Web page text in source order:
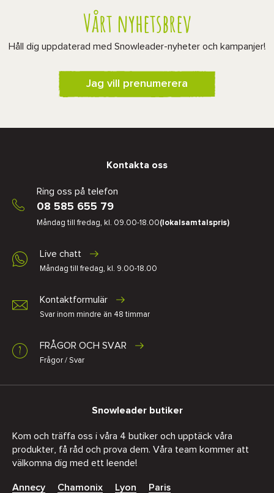
Vårt nyhetsbrev
Håll dig uppdaterad med Snowleader-nyheter och kampanjer!
Jag vill prenumerera
Kontakta oss
Ring oss på telefon
08 585 655 79
Måndag till fredag, kl. 09.00-18.00(lokalsamtalspris)
Live chatt
Måndag till fredag, kl. 9.00-18.00
Kontaktformulär
Svar inom mindre än 48 timmar
FRÅGOR OCH SVAR
Frågor / Svar
Snowleader butiker
Kom och träffa oss i våra 4 butiker och upptäck våra
produkter, få råd och prova dem. Våra team kommer att
välkomna dig med ett leende!
Annecy Chamonix Lyon Paris